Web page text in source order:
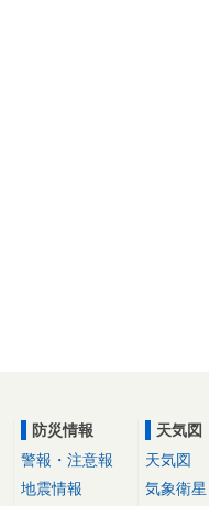
防災情報
警報・注意報
地震情報
天気図
天気図
気象衛星